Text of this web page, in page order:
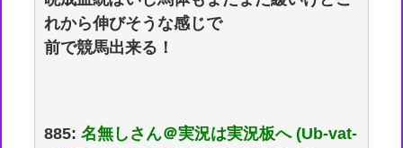
れから伸びそうな感じで
前で競馬出来る！
885:名無しさん＠実況は実況板へ (Ub-vat-